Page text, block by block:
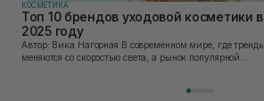
КОСМЕТИКА
Топ 10 брендов уходовой косметики в
2025 году
Автор: Вика Нагорная В современном мире, где тренды
меняются со скоростью света, а рынок популярной